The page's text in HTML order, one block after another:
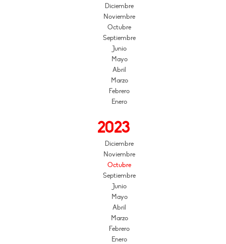
Diciembre
Noviembre
Octubre
Septiembre
Junio
Mayo
Abril
Marzo
Febrero
Enero
2023
Diciembre
Noviembre
Octubre
Septiembre
Junio
Mayo
Abril
Marzo
Febrero
Enero